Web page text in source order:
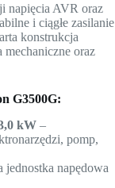
napięcia AVR oraz
i ciągłe zasilanie
konstrukcja
mechaniczne oraz
G3500G:
kW –
pomp,
jednostka napędowa